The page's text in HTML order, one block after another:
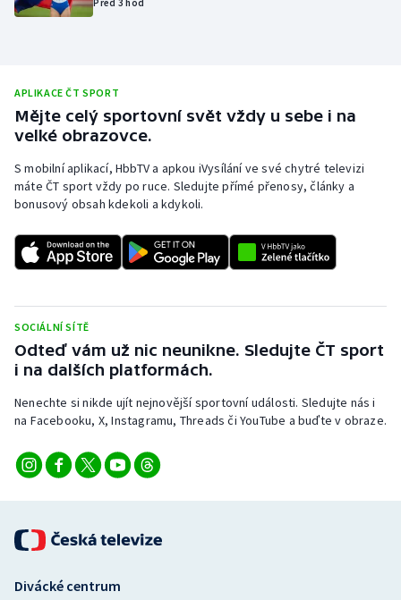
Plážový volejbal
Rychlobruslení
Rychlostní kanoistika
Short track
Stolní tenis
Triatlon
Veslování
Vodní slalom
Ostatní
APLIKACE ČT SPORT
Mějte celý sportovní svět vždy u sebe i na
velké obrazovce.
S mobilní aplikací, HbbTV a apkou iVysílání ve své chytré televizi
máte ČT sport vždy po ruce. Sledujte přímé přenosy, články a
bonusový obsah kdekoli a kdykoli.
SOCIÁLNÍ SÍTĚ
Odteď vám už nic neunikne. Sledujte ČT sport
i na dalších platformách.
Nenechte si nikde ujít nejnovější sportovní události. Sledujte nás i
na Facebooku, X, Instagramu, Threads či YouTube a buďte v obraze.
Divácké centrum